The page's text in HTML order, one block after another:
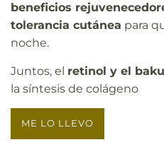
beneficios
tolerancia cutánea para
noche.
Juntos, el retinol y el
la síntesis de colágeno
ME LO LLEVO